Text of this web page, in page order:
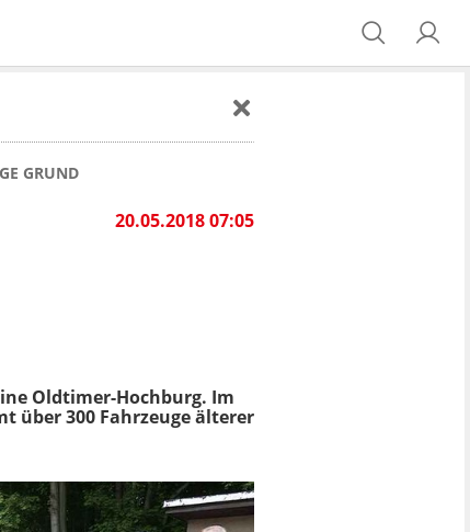
GRUND
20.05.2018 07:05
Oldtimer-Hochburg. Im
über 300 Fahrzeuge älterer